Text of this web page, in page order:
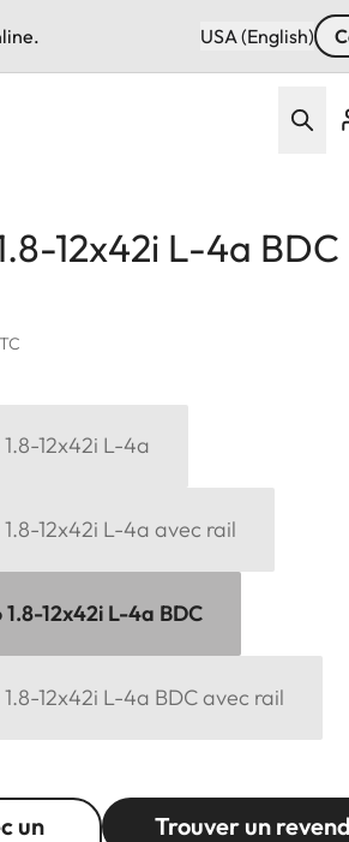
USA (English)
12x42i L-4a BDC
12x42i L-4a
12x42i L-4a avec rail
12x42i L-4a BDC
12x42i L-4a BDC avec rail
un Trouver un